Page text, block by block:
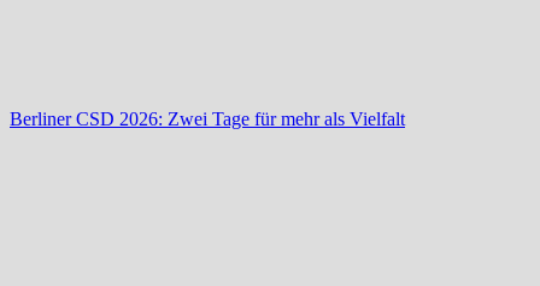
Berliner CSD 2026: Zwei Tage für mehr als Vielfalt